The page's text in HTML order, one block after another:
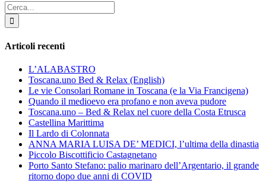
Cerca
per:
Articoli recenti
L’ALABASTRO
Toscana.uno Bed & Relax (English)
Le vie Consolari Romane in Toscana (e la Via Francigena)
Quando il medioevo era profano e non aveva pudore
Toscana.uno – Bed & Relax nel cuore della Costa Etrusca
Castellina Marittima
Il Lardo di Colonnata
ANNA MARIA LUISA DE’ MEDICI, l’ultima della dinastia
Piccolo Biscottificio Castagnetano
Porto Santo Stefano: palio marinaro dell’Argentario, il grande
ritorno dopo due anni di COVID